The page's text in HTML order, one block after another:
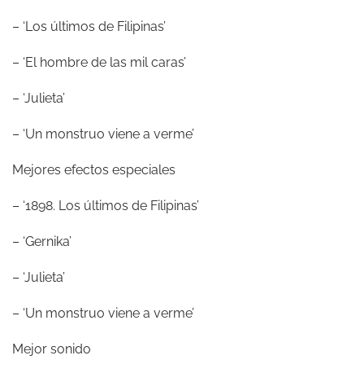
– ‘Los últimos de Filipinas’
– ‘El hombre de las mil caras’
– ‘Julieta’
– ‘Un monstruo viene a verme’
Mejores efectos especiales
– ‘1898. Los últimos de Filipinas’
– ‘Gernika’
– ‘Julieta’
– ‘Un monstruo viene a verme’
Mejor sonido